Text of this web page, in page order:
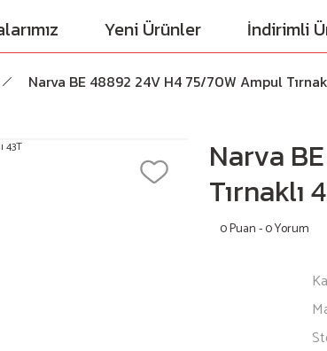
Yeni Ürünler İndirimli
Narva BE 48892 24V H4 75/70W Ampul
Narva
Tırnaklı
0 Puan - 0 Yorum